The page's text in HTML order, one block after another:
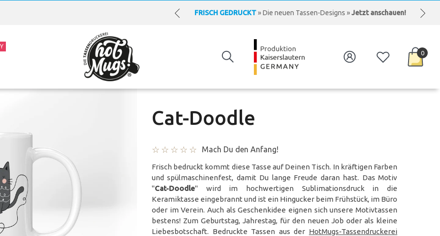
KOSTENLOSER VERSAND» innerhalb Deutschlands »ab 30 EUR
0
0
Cat-Doodle
Mach Du den Anfang!
Frisch bedruckt kommt diese Tasse auf Deinen Tisch. In kräftigen Farben
und spülmaschinenfest, damit Du lange Freude daran hast. Das Motiv
"Cat-Doodle" wird im hochwertigen Sublimationsdruck in die
Keramiktasse eingebrannt und ist ein Hingucker beim Frühstück, im Büro
oder im Verein. Auch als Geschenkidee eignen sich unsere Motivtassen
bestens! Zum Geburtstag, Jahrestag, für den neuen Job oder als kleine
Liebesbotschaft. Bedruckte Tassen aus der HotMugs-Tassendruckerei